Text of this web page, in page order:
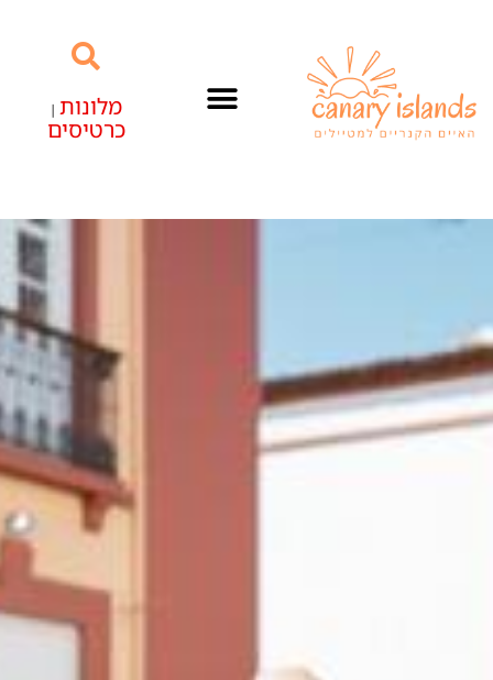
מלונות|
כרטיסים